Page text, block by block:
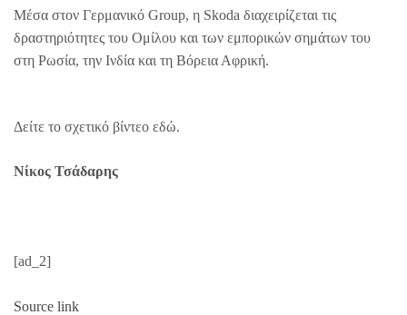
Μέσα στον Γερμανικό Group, η Skoda διαχειρίζεται τις
δραστηριότητες του Ομίλου και των εμπορικών σημάτων του
στη Ρωσία, την Ινδία και τη Βόρεια Αφρική.
Δείτε το σχετικό βίντεο εδώ.
Νίκος Τσάδαρης
[ad_2]
Source link